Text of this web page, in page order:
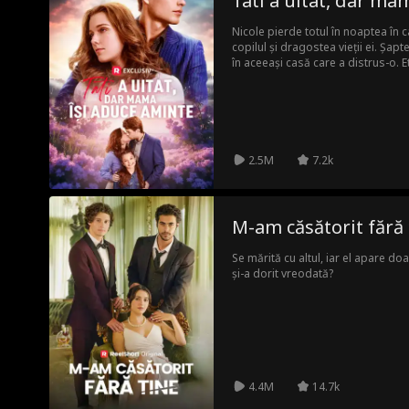
Nicole pierde totul în noaptea în
copilul și dragostea vieții ei.
în aceeași casă care a distrus-o.
2.5M 7.2k
M-am căsătorit
Se mărită cu altul, iar el apare
și-a dorit vreodată?
4.4M 14.7k